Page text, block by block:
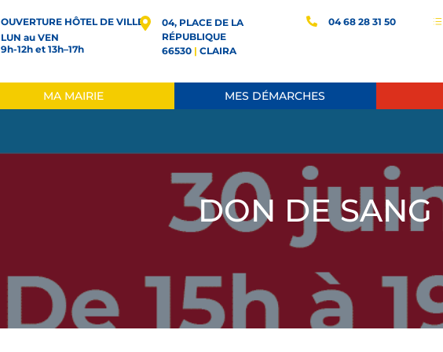
OUVERTURE HÔTEL DE VILLE
LUN au VEN
9h-12h et 13h–17h
04, PLACE DE LA
RÉPUBLIQUE
66530| CLAIRA
04 68 28 31 50 d
MA MAIRIE MES DÉMARCHES
DON DE SANG